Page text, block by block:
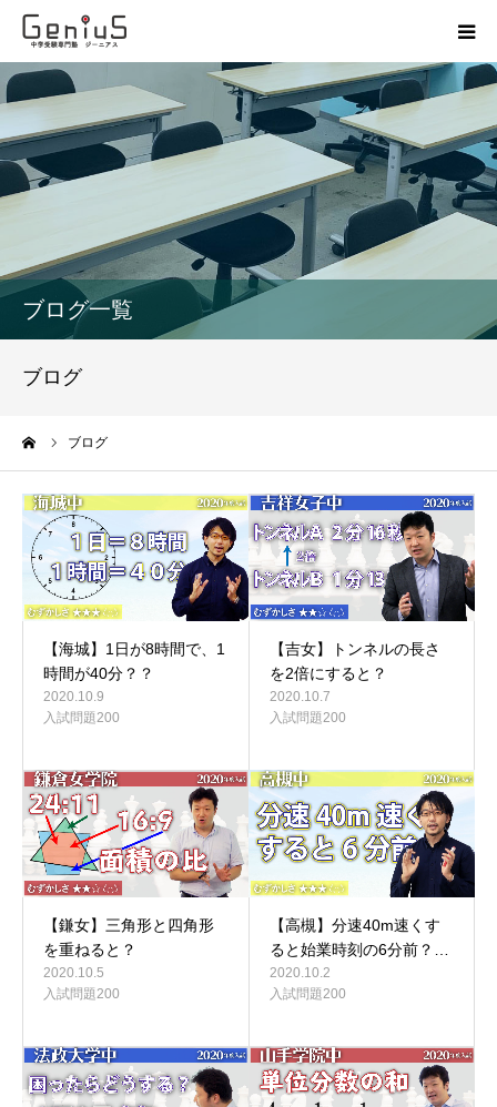
ブログ一覧
ブログ
ブログ
【海城】1日が8時間で、1
時間が40分？？
2020.10.9
入試問題200
【吉女】トンネルの長さ
を2倍にすると？
2020.10.7
入試問題200
【鎌女】三角形と四角形
を重ねると？
2020.10.5
入試問題200
【高槻】分速40m速くす
ると始業時刻の6分前？…
2020.10.2
入試問題200
授業
志望校別特訓
模試
お問い合わせ